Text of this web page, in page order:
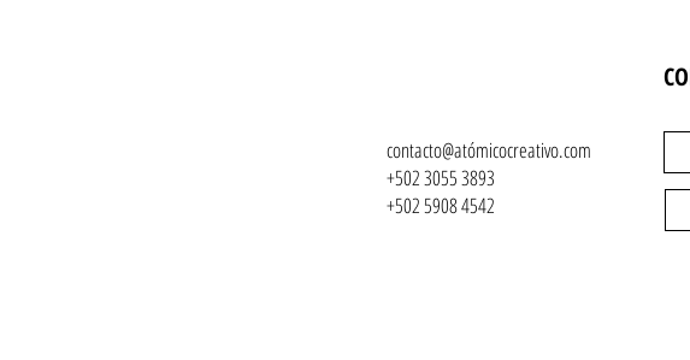
contacto@atómicocreativo.com
+502 3055 3893
+502 5908 4542